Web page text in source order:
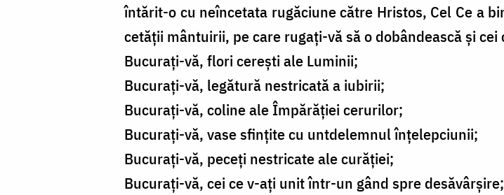
întărit-o cu neîncetata rugăciune către Hristos, Cel Ce a
cetăţii mântuirii, pe care rugaţi-vă să o dobândească şi cei
Bucuraţi-vă, flori cereşti ale Luminii;
Bucuraţi-vă, legătură nestricată a iubirii;
Bucuraţi-vă, coline ale Împărăţiei cerurilor;
Bucuraţi-vă, vase sfinţite cu untdelemnul înţelepciunii;
Bucuraţi-vă, peceţi nestricate ale curăţiei;
Bucuraţi-vă, cei ce v-aţi unit într-un gând spre desăvârşire;